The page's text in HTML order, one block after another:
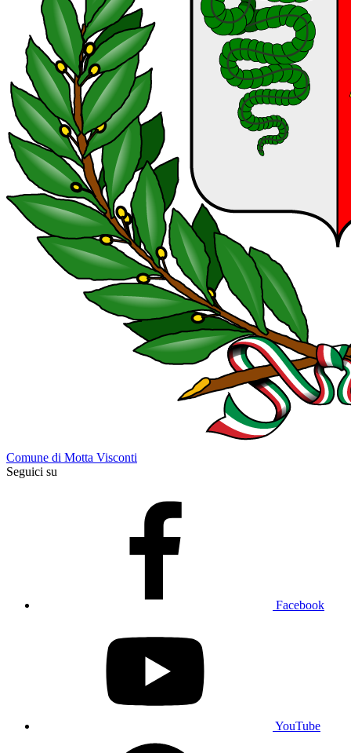
Comune di Motta Visconti
Seguici su
Facebook
YouTube